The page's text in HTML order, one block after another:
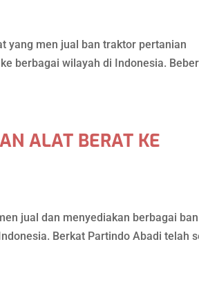
yang men jual ban traktor pertanian
berbagai wilayah di Indonesia.
ALAT BERAT KE
jual dan menyediakan berbagai ban
Berkat Partindo Abadi telah